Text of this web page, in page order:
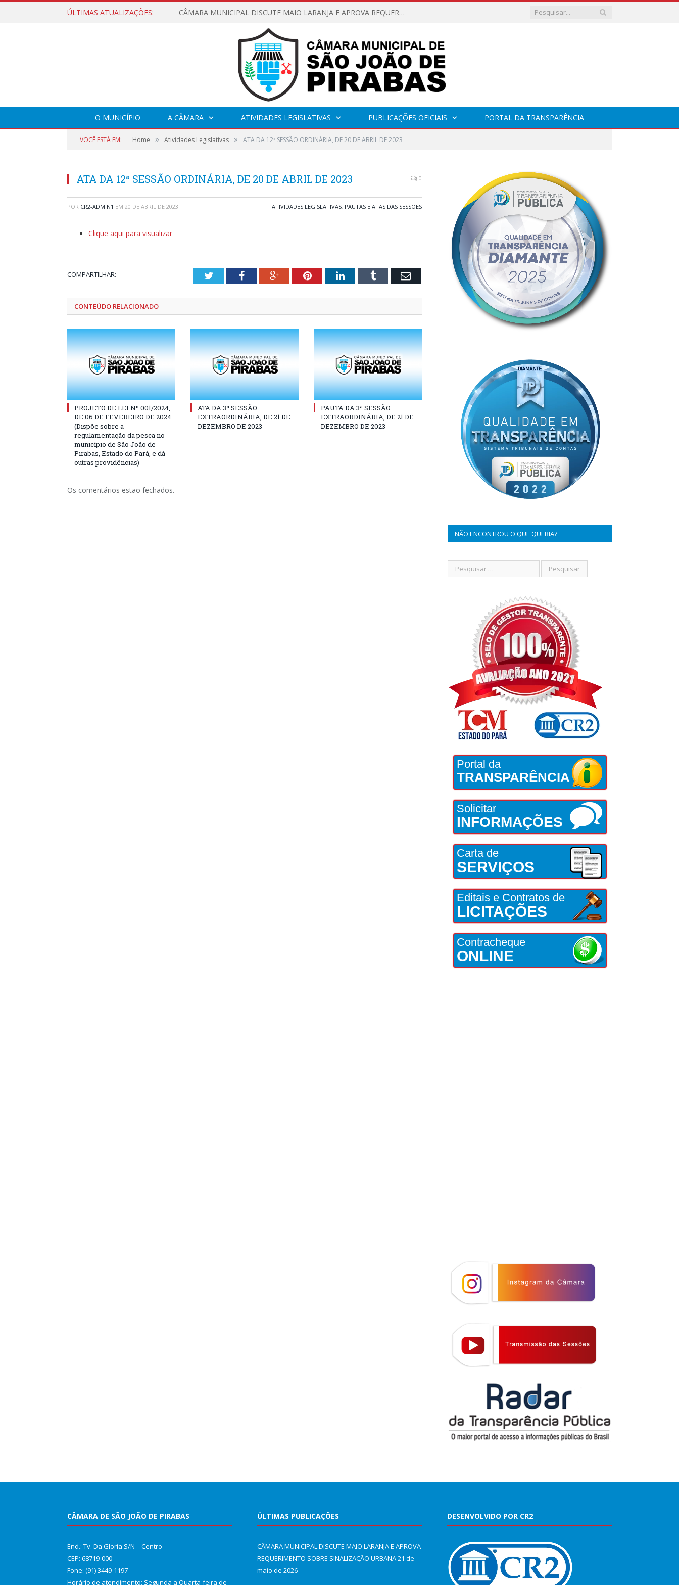
ÚLTIMAS ATUALIZAÇÕES: CÂMARA MUNICIPAL DISCUTE MAIO LARANJA E APROVA REQUERIMENTO SOBRE SINALIZAÇÃO URBANA
O MUNICÍPIO A CÂMARA ATIVIDADES LEGISLATIVAS PUBLICAÇÕES OFICIAIS PORTAL DA TRANSPARÊNCIA
VOCÊ ESTÁ EM: Home » Atividades Legislativas » ATA DA 12ª SESSÃO ORDINÁRIA, DE 20 DE ABRIL DE 2023
ATA DA 12ª SESSÃO ORDINÁRIA, DE 20 DE ABRIL DE 2023 0
POR CR2-ADMIN1 EM 20 DE ABRIL DE 2023 ATIVIDADES LEGISLATIVAS, PAUTAS E ATAS DAS SESSÕES
Clique aqui para visualizar
COMPARTILHAR: TwitterFacebookGoogle+PinterestLinkedInTumblr Email
CONTEÚDO RELACIONADO
PROJETO DE LEI Nº 001/2024,
DE 06 DE FEVEREIRO DE 2024
(Dispõe sobre a
regulamentação da pesca no
município de São João de
Pirabas, Estado do Pará, e dá
outras providências)
ATA DA 3ª SESSÃO
EXTRAORDINÁRIA, DE 21 DE
DEZEMBRO DE 2023
PAUTA DA 3ª SESSÃO
EXTRAORDINÁRIA, DE 21 DE
DEZEMBRO DE 2023
Os comentários estão fechados.
NÃO ENCONTROU O QUE QUERIA?
Portal da
TRANSPARÊNCIA
Solicitar
INFORMAÇÕES
Carta de
SERVIÇOS
Editais e Contratos de
LICITAÇÕES
Contracheque
ONLINE
CÂMARA DE SÃO JOÃO DE PIRABAS
End.: Tv. Da Gloria S/N – Centro
CEP: 68719-000
Fone: (91) 3449-1197
Horário de atendimento: Segunda a Quarta-feira de
ÚLTIMAS PUBLICAÇÕES
CÂMARA MUNICIPAL DISCUTE MAIO LARANJA E APROVA
REQUERIMENTO SOBRE SINALIZAÇÃO URBANA21 de
maio de 2026
DESENVOLVIDO POR CR2